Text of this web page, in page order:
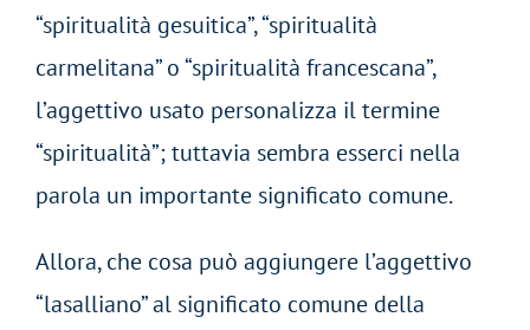
“spiritualità gesuitica”, “spiritualità
carmelitana” o “spiritualità francescana”,
l’aggettivo usato personalizza il termine
“spiritualità”; tuttavia sembra esserci nella
parola un importante significato comune.
Allora, che cosa può aggiungere l’aggettivo
“lasalliano” al significato comune della